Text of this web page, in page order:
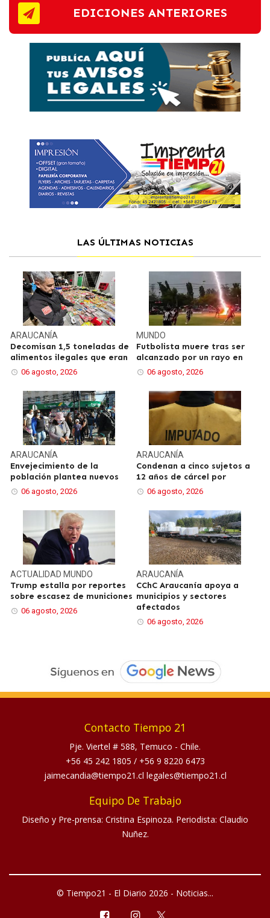
EDICIONES ANTERIORES
LAS ÚLTIMAS NOTICIAS
ARAUCANÍA
Decomisan 1,5 toneladas de
alimentos ilegales que eran
06 agosto, 2026
MUNDO
Futbolista muere tras ser
alcanzado por un rayo en
06 agosto, 2026
ARAUCANÍA
Envejecimiento de la
población plantea nuevos
06 agosto, 2026
ARAUCANÍA
Condenan a cinco sujetos a
12 años de cárcel por
06 agosto, 2026
ACTUALIDAD MUNDO
Trump estalla por reportes
sobre escasez de municiones
06 agosto, 2026
ARAUCANÍA
CChC Araucanía apoya a
municipios y sectores
afectados
06 agosto, 2026
Contacto Tiempo 21
Pje. Viertel # 588, Temuco - Chile.
+56 45 242 1805 / +56 9 8220 6473
jaimecandia@tiempo21.cl legales@tiempo21.cl
Equipo De Trabajo
Diseño y Pre-prensa: Cristina Espinoza. Periodista: Claudio
Nuñez.
© Tiempo21 - El Diario 2026 - Noticias...